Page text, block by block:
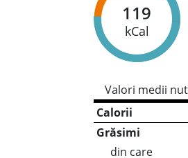
119
kCal
Valori medii
Calorii
Grăsimi
din care